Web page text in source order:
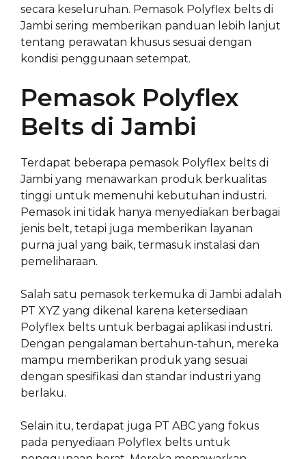
secara keseluruhan. Pemasok Polyflex belts di
Jambi sering memberikan panduan lebih lanjut
tentang perawatan khusus sesuai dengan
kondisi penggunaan setempat.
Pemasok Polyflex
Belts di Jambi
Terdapat beberapa pemasok Polyflex belts di
Jambi yang menawarkan produk berkualitas
tinggi untuk memenuhi kebutuhan industri.
Pemasok ini tidak hanya menyediakan berbagai
jenis belt, tetapi juga memberikan layanan
purna jual yang baik, termasuk instalasi dan
pemeliharaan.
Salah satu pemasok terkemuka di Jambi adalah
PT XYZ yang dikenal karena ketersediaan
Polyflex belts untuk berbagai aplikasi industri.
Dengan pengalaman bertahun-tahun, mereka
mampu memberikan produk yang sesuai
dengan spesifikasi dan standar industri yang
berlaku.
Selain itu, terdapat juga PT ABC yang fokus
pada penyediaan Polyflex belts untuk